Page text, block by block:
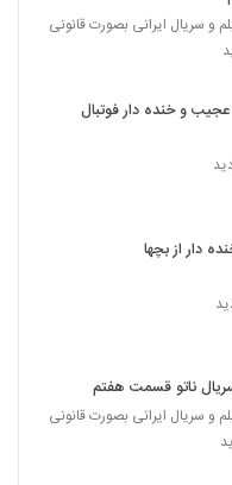
و سریال ایرانی بصورت قانونی
و خنده دار فوتبال
دار از بچها
ناتو قسمت هفتم
و سریال ایرانی بصورت قانونی